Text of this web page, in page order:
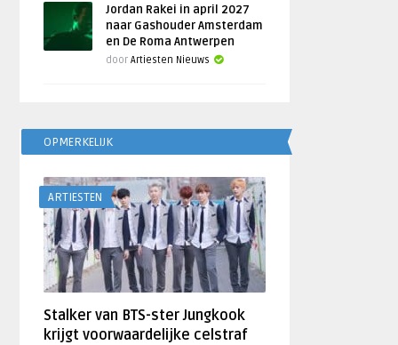
Jordan Rakei in april 2027
naar Gashouder Amsterdam
en De Roma Antwerpen
doorArtiesten Nieuws
OPMERKELIJK
ARTIESTEN
Stalker van BTS-ster Jungkook
krijgt voorwaardelijke celstraf